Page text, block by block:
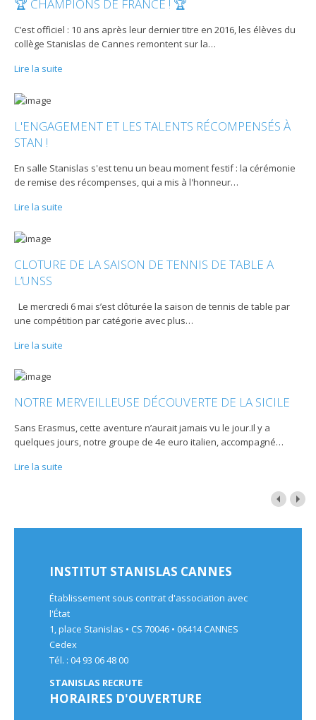
🏆 CHAMPIONS DE FRANCE ! 🏆
C’est officiel : 10 ans après leur dernier titre en 2016, les élèves du
collège Stanislas de Cannes remontent sur la…
Lire la suite
L'ENGAGEMENT ET LES TALENTS RÉCOMPENSÉS À
STAN !
En salle Stanislas s'est tenu un beau moment festif : la cérémonie
de remise des récompenses, qui a mis à l'honneur…
Lire la suite
CLOTURE DE LA SAISON DE TENNIS DE TABLE A
L’UNSS
Le mercredi 6 mai s’est clôturée la saison de tennis de table par
une compétition par catégorie avec plus…
Lire la suite
NOTRE MERVEILLEUSE DÉCOUVERTE DE LA SICILE
Sans Erasmus, cette aventure n’aurait jamais vu le jour.Il y a
quelques jours, notre groupe de 4e euro italien, accompagné…
Lire la suite
INSTITUT STANISLAS CANNES
Établissement sous contrat d'association avec
l'État
1, place Stanislas • CS 70046 • 06414 CANNES
Cedex
Tél. : 04 93 06 48 00
STANISLAS RECRUTE
HORAIRES D'OUVERTURE